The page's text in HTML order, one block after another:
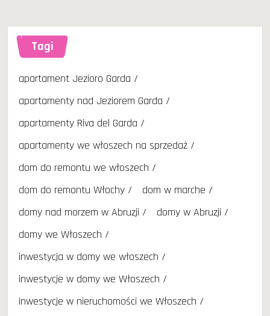
Tagi
apartament Jezioro Garda
apartamenty nad Jeziorem Garda
apartamenty Riva del Garda
apartamenty we włoszech na sprzedaż
dom do remontu we włoszech
dom do remontu Włochy
dom w marche
domy nad morzem w Abruzji
domy w Abruzji
domy we Włoszech
inwestycja w domy we włoszech
inwestycje w domy we Włoszech
inwestycje w nieruchomości we Włoszech